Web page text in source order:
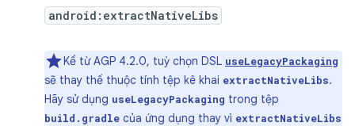
android:extractNativeLibs
Kể từ AGP 4.2.0, tuỳ chọn DSL useLegacyPackaging
sẽ thay thế thuộc tính tệp kê khai extractNativeLibs.
Hãy sử dụng useLegacyPackaging trong tệp
build.gradle của ứng dụng thay vì extractNativeLibs